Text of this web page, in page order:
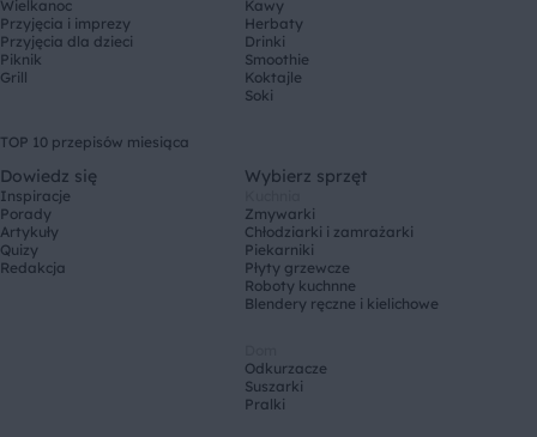
Wielkanoc
Przyjęcia i imprezy
Przyjęcia dla dzieci
Piknik
Grill
Kawy
Herbaty
Drinki
Smoothie
Koktajle
Soki
TOP 10 przepisów miesiąca
Dowiedz się
Inspiracje
Porady
Artykuły
Quizy
Redakcja
Wybierz sprzęt
Zmywarki
Chłodziarki i zamrażarki
Piekarniki
Płyty grzewcze
Roboty kuchnne
Blendery ręczne i kielichowe
Odkurzacze
Suszarki
Pralki